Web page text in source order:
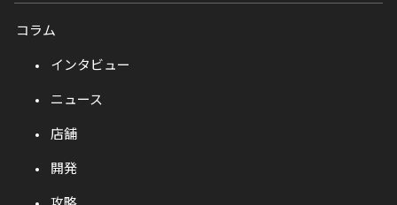
コラム
インタビュー
ニュース
店舗
開発